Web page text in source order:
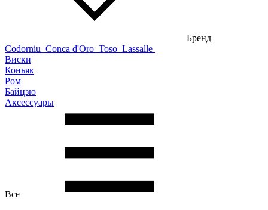
Бренд
Codorniu Conca d'Oro Toso Lassalle
Виски
Коньяк
Ром
Байцзю
Аксессуары
Все